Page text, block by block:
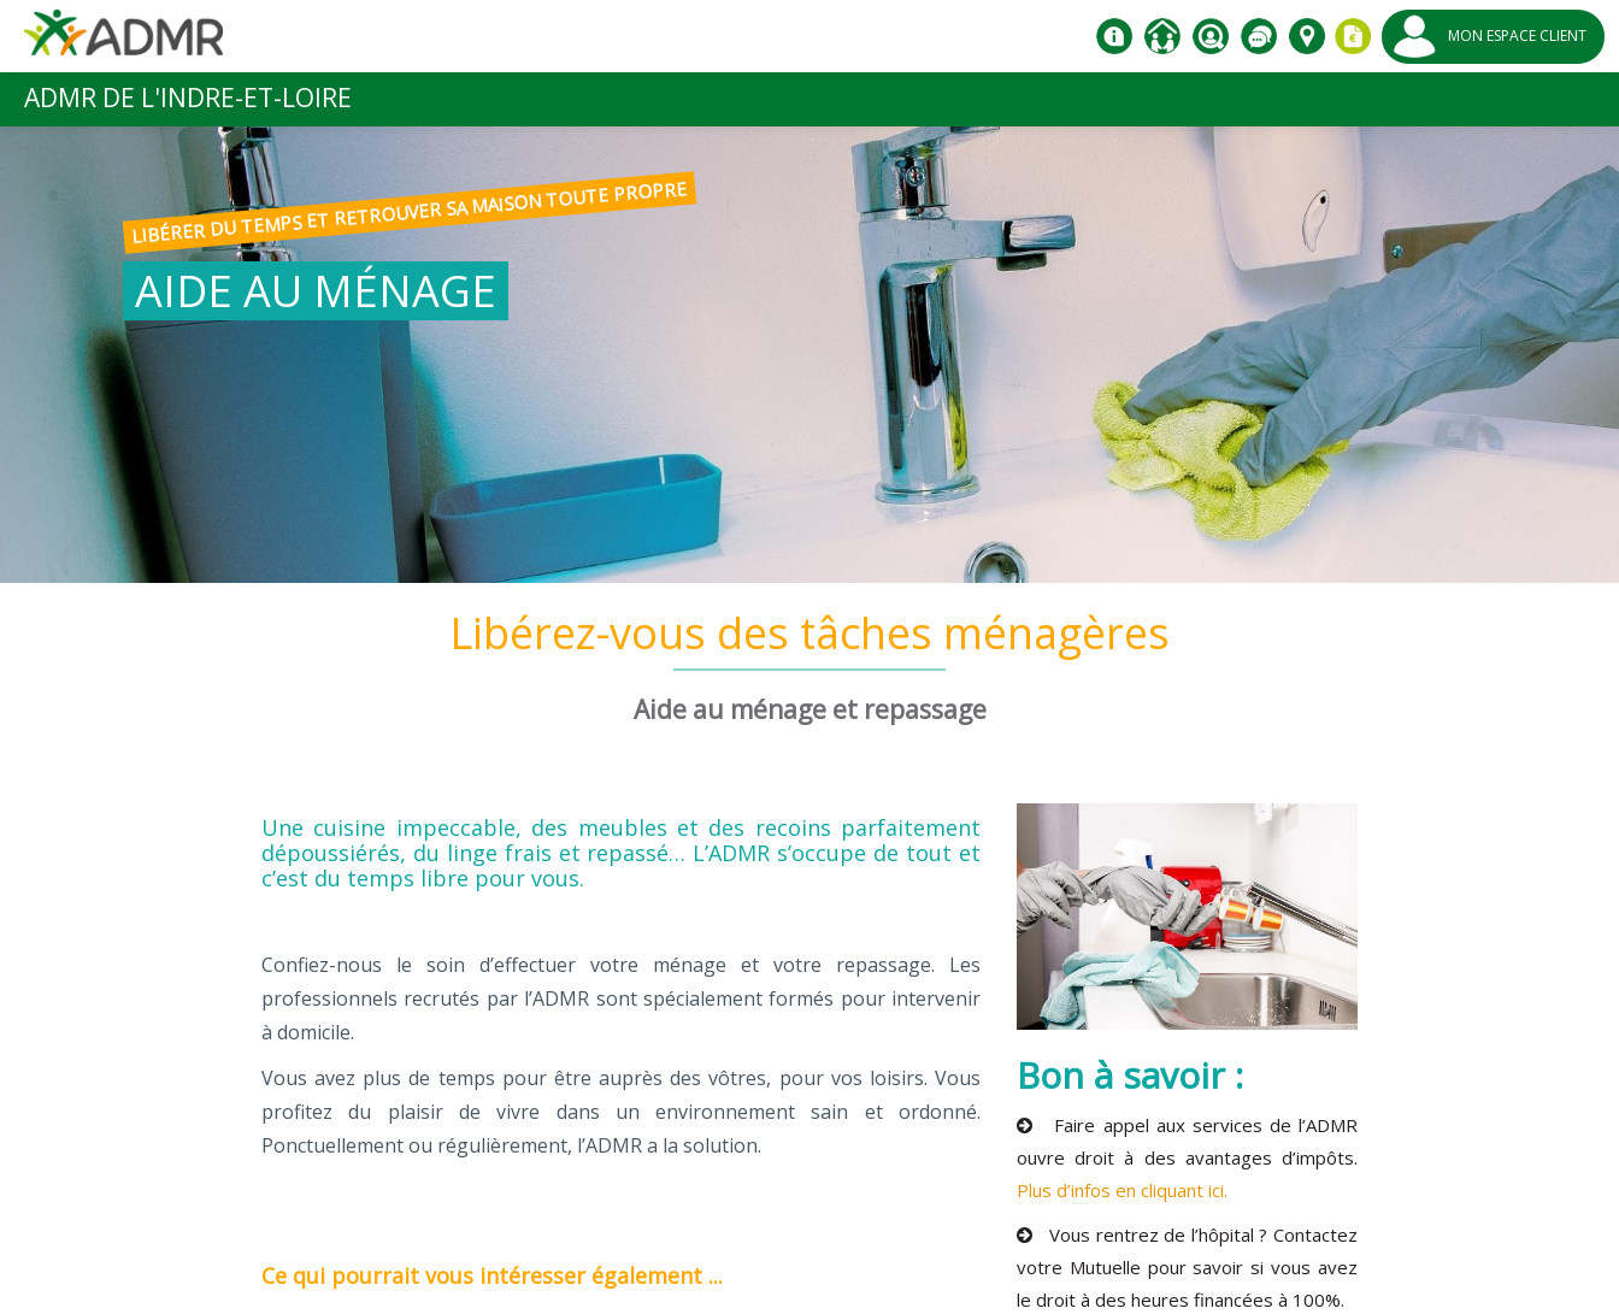
Aller au contenu principal
MON ESPACE CLIENT
ADMR DE L'INDRE-ET-LOIRE
Menu principal
LIBÉRER DU TEMPS ET RETROUVER SA MAISON TOUTE PROPRE
AIDE AU MÉNAGE
Libérez-vous des tâches ménagères
Aide au ménage et repassage
Une cuisine impeccable, des meubles et des recoins parfaitement
dépoussiérés, du linge frais et repassé… L’ADMR s’occupe de tout et
c’est du temps libre pour vous.
Confiez-nous le soin d’effectuer votre ménage et votre repassage. Les
professionnels recrutés par l’ADMR sont spécialement formés pour intervenir
à domicile.
Vous avez plus de temps pour être auprès des vôtres, pour vos loisirs. Vous
profitez du plaisir de vivre dans un environnement sain et ordonné.
Ponctuellement ou régulièrement, l’ADMR a la solution.
Ce qui pourrait vous intéresser également ...
Bon à savoir :
Faire appel aux services de l’ADMR
ouvre droit à des avantages d’impôts.
Plus d’infos en cliquant ici.
Vous rentrez de l’hôpital ? Contactez
votre Mutuelle pour savoir si vous avez
le droit à des heures financées à 100%.